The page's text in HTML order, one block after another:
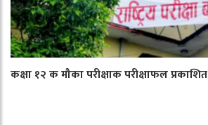
कक्षा १२ क मौका परीक्षाक परीक्षाफल प्रकाशित